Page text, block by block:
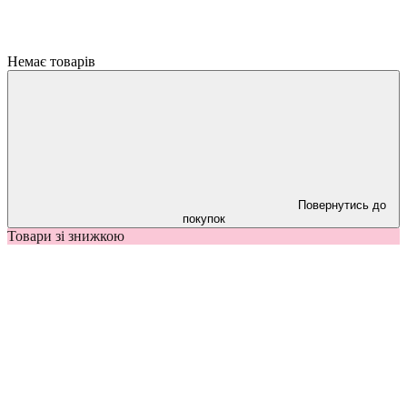
Немає товарів
Повернутись до
покупок
Товари зі знижкою